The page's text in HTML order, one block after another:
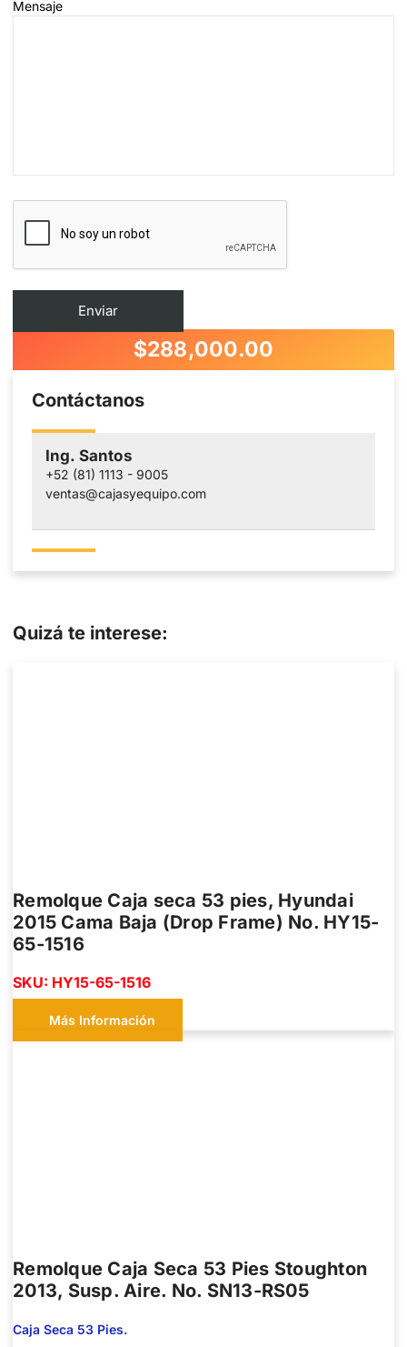
Mensaje
$288,000.00
Contáctanos
Ing. Santos
+52 (81) 1113 - 9005
ventas@cajasyequipo.com
Quizá te interese:
Remolque Caja seca 53 pies, Hyundai
2015 Cama Baja (Drop Frame) No. HY15-
65-1516
SKU: HY15-65-1516
Más Información
Remolque Caja Seca 53 Pies Stoughton
2013, Susp. Aire. No. SN13-RS05
Caja Seca 53 Pies.